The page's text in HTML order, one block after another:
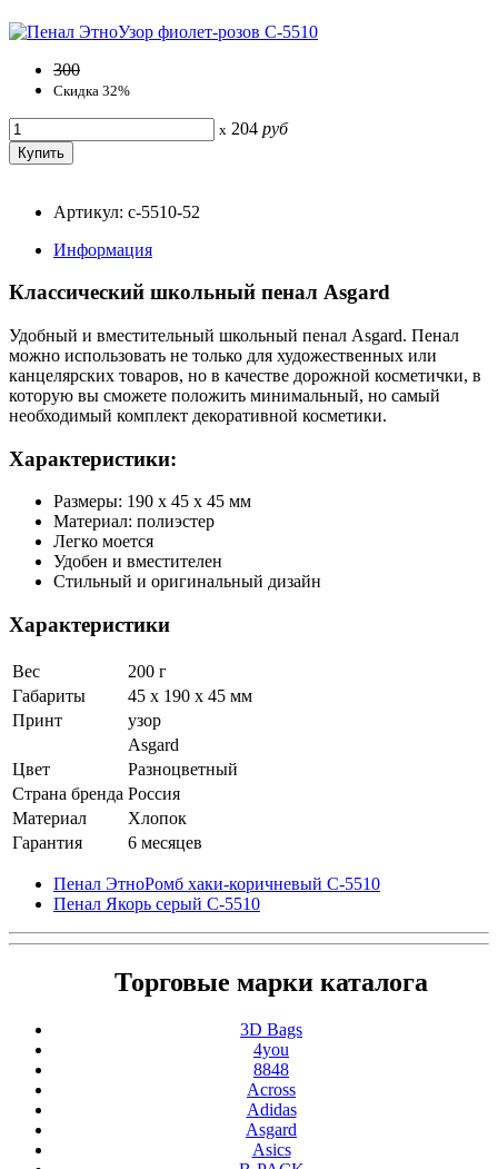
300
Скидка 32%
x 204 руб
Артикул: с-5510-52
Информация
Классический школьный пенал Asgard
Удобный и вместительный школьный пенал Asgard. Пенал
можно использовать не только для художественных или
канцелярских товаров, но в качестве дорожной косметички, в
которую вы сможете положить минимальный, но самый
необходимый комплект декоративной косметики.
Характеристики:
Размеры: 190 х 45 х 45 мм
Материал: полиэстер
Легко моется
Удобен и вместителен
Стильный и оригинальный дизайн
Характеристики
Вес
200 г
Габариты
45 x 190 x 45 мм
Принт
узор
Asgard
Цвет
Разноцветный
Страна бренда Россия
Материал
Хлопок
Гарантия
6 месяцев
Пенал ЭтноРомб хаки-коричневый С-5510
Пенал Якорь серый С-5510
Торговые марки каталога
3D Bags
4you
8848
Across
Adidas
Asgard
Asics